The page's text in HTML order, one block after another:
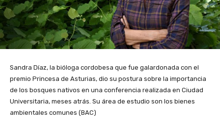
Sandra Díaz, la bióloga cordobesa que fue galardonada con el
premio Princesa de Asturias, dio su postura sobre la importancia
de los bosques nativos en una conferencia realizada en Ciudad
Universitaria, meses atrás. Su área de estudio son los bienes
ambientales comunes (BAC)